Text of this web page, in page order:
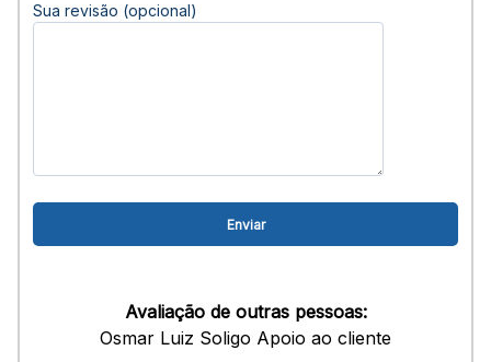
Sua revisão (opcional)
Avaliação de outras pessoas:
Osmar Luiz Soligo Apoio ao cliente